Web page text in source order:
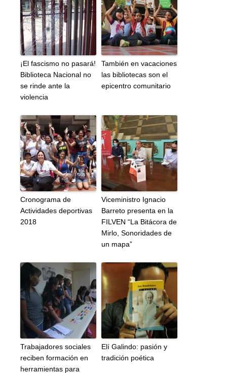
¡El fascismo no pasará!
Biblioteca Nacional no
se rinde ante la
violencia
También en vacaciones
las bibliotecas son el
epicentro comunitario
Cronograma de
Actividades deportivas
2018
Viceministro Ignacio
Barreto presenta en la
FILVEN “La Bitácora de
Mirlo, Sonoridades de
un mapa”
Trabajadores sociales
reciben formación en
herramientas para
Elí Galindo: pasión y
tradición poética